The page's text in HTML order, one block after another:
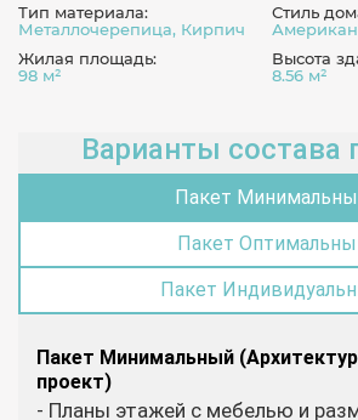
Тип материала:
Металлочерепица, Кирпич
Стиль
Жилая площадь:
98 м²
Высота
8.56 м²
Варианты состава
Пакет
Пакет
Пакет
Пакет Минимальный
проект)
- Планы этажей с мебелью и